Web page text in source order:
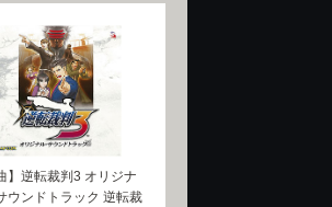
】逆転裁判3 オリジナ
ウンドトラック 逆転裁